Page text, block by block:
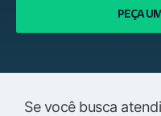
PEÇA
Se você busca